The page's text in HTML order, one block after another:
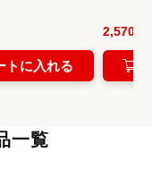
トに入れる
2,570 円
一覧